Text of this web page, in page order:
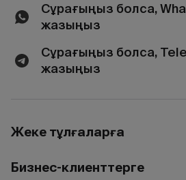
Сұрағыңыз болса,
жазыңыз
Сұрағыңыз болса,
жазыңыз
Жеке тұлғаларға
Бизнес-клиенттерге